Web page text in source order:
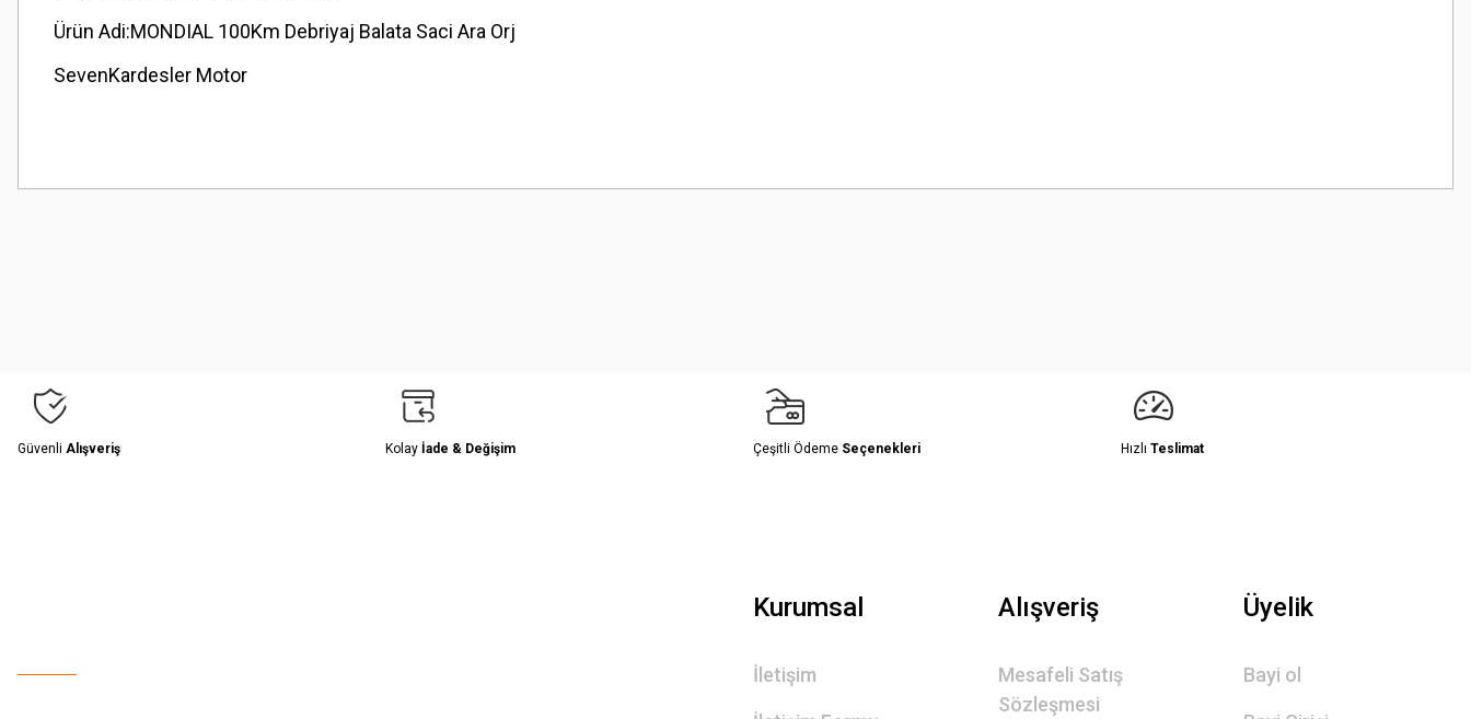
Ürün Adi:MONDIAL 100Km Debriyaj Balata Saci Ara Orj
SevenKardesler Motor
Görüş ve önerileriniz için teşekkür ederiz.
Güvenli Alışveriş Kolay İade & Değişim Çeşitli Ödeme Seçenekleri Hızlı Teslimat
Kurumsal
İletişim
Alışveriş
Mesafeli Satış
Sözleşmesi
Üyelik
Bayi ol